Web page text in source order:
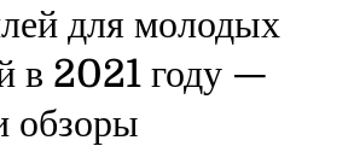
для молодых
в 2021 году —
обзоры